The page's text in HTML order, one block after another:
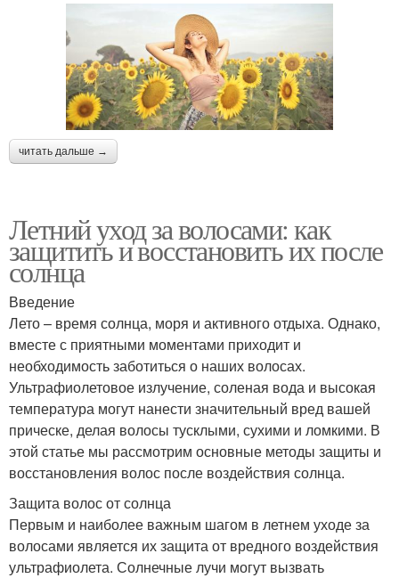
читать дальше →
Летний уход за волосами: как
защитить и восстановить их после
солнца
Введение
Лето – время солнца, моря и активного отдыха. Однако,
вместе с приятными моментами приходит и
необходимость заботиться о наших волосах.
Ультрафиолетовое излучение, соленая вода и высокая
температура могут нанести значительный вред вашей
прическе, делая волосы тусклыми, сухими и ломкими. В
этой статье мы рассмотрим основные методы защиты и
восстановления волос после воздействия солнца.
Защита волос от солнца
Первым и наиболее важным шагом в летнем уходе за
волосами является их защита от вредного воздействия
ультрафиолета. Солнечные лучи могут вызвать